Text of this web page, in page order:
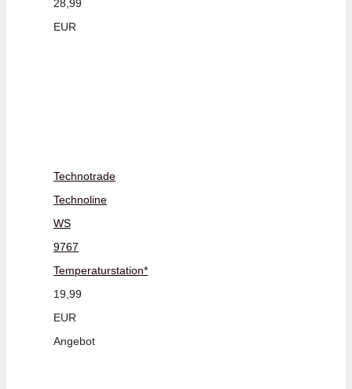
28,99
EUR
Technotrade
Technoline
WS
9767
Temperaturstation*
19,99
EUR
Angebot